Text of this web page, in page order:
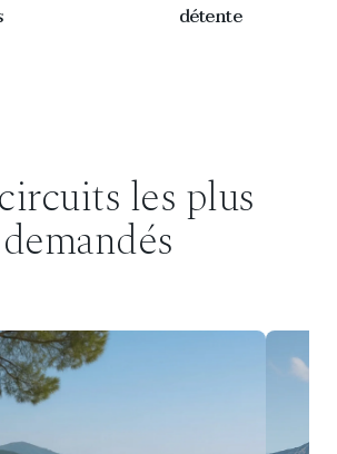
détente
les plus
demandés